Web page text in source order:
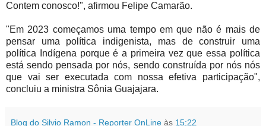
Contem conosco!", afirmou Felipe Camarão.
"Em 2023 começamos uma tempo em que não é mais de
pensar uma política indigenista, mas de construir uma
política Indígena porque é a primeira vez que essa política
está sendo pensada por nós, sendo construída por nós nós
que vai ser executada com nossa efetiva participação",
concluiu a ministra Sônia Guajajara.
Blog do Silvio Ramon - Reporter OnLine às 15:22